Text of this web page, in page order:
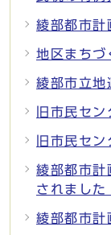
綾部都市計
地区まちづ
綾部市立地
旧市民セ
旧市民セ
綾部都市計
されまし
綾部都市計